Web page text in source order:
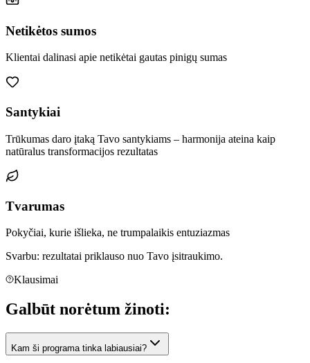
Netikėtos sumos
Klientai dalinasi apie netikėtai gautas pinigų sumas
Santykiai
Trūkumas daro įtaką Tavo santykiams – harmonija ateina kaip
natūralus transformacijos rezultatas
Tvarumas
Pokyčiai, kurie išlieka, ne trumpalaikis entuziazmas
Svarbu: rezultatai priklauso nuo Tavo įsitraukimo.
Klausimai
Galbūt norėtum žinoti:
Kam ši programa tinka labiausiai?